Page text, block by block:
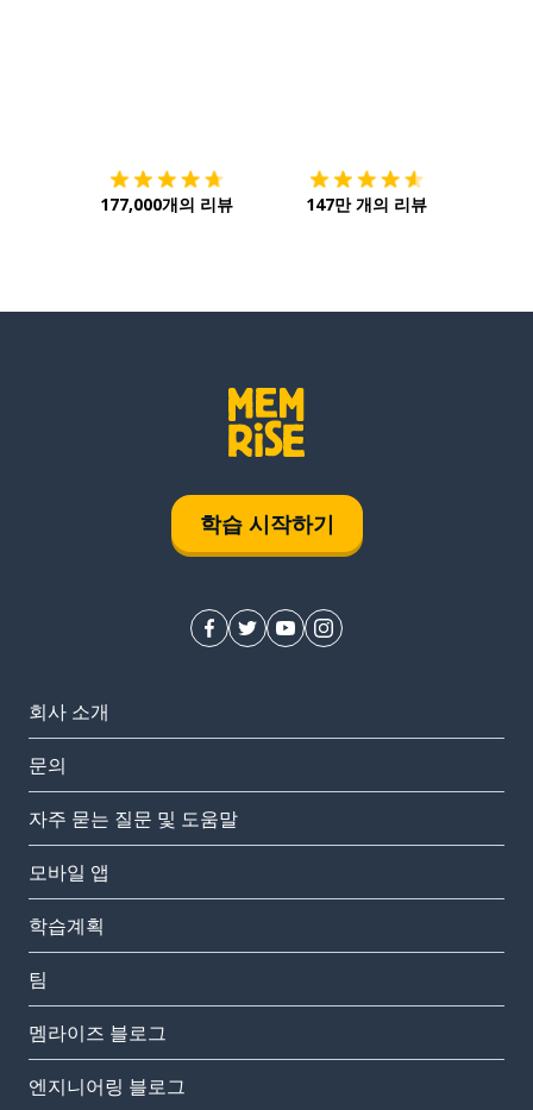
177,000개의 리뷰 147만 개의 리뷰
학습 시작하기
회사 소개
문의
자주 묻는 질문 및 도움말
모바일 앱
학습계획
팀
멤라이즈 블로그
엔지니어링 블로그